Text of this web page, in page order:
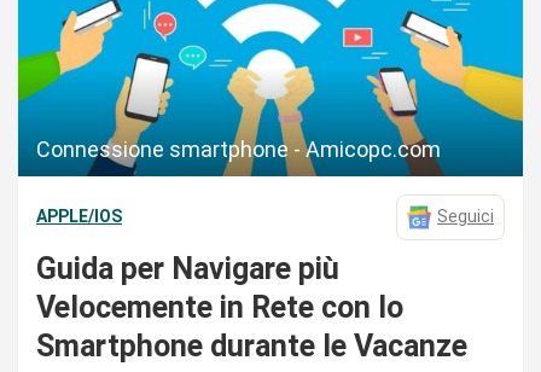
Connessione smartphone - Amicopc.com
APPLE/IOS Seguici
Guida per Navigare più
Velocemente in Rete con lo
Smartphone durante le Vacanze